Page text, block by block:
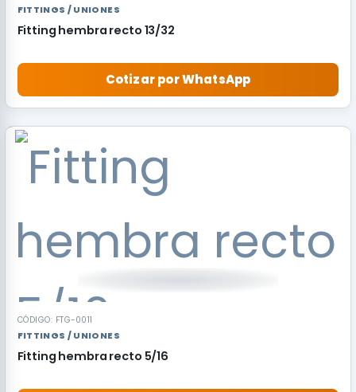
FITTINGS / UNIONES
Fitting hembra recto 13/32
Cotizar por WhatsApp
CÓDIGO: FTG-0011
FITTINGS / UNIONES
Fitting hembra recto 5/16